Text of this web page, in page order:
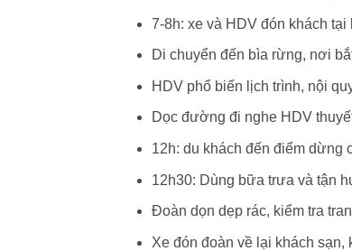
7-8h: xe và HDV đón khách
Di chuyển đến bìa rừng, nơi
HDV phổ biến lịch trình, nội
Dọc đường đi nghe HDV
12h: du khách đến điểm dừng
12h30: Dùng bữa trưa và tận
Đoàn dọn dẹp rác, kiểm tra
Xe đón đoàn về lại khách sạn,